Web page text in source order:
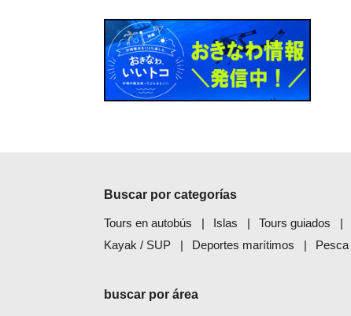
Buscar por categorías
Tours en autobús Islas Tours guiados
Kayak / SUP
Deportes marítimos Pesca
buscar por área